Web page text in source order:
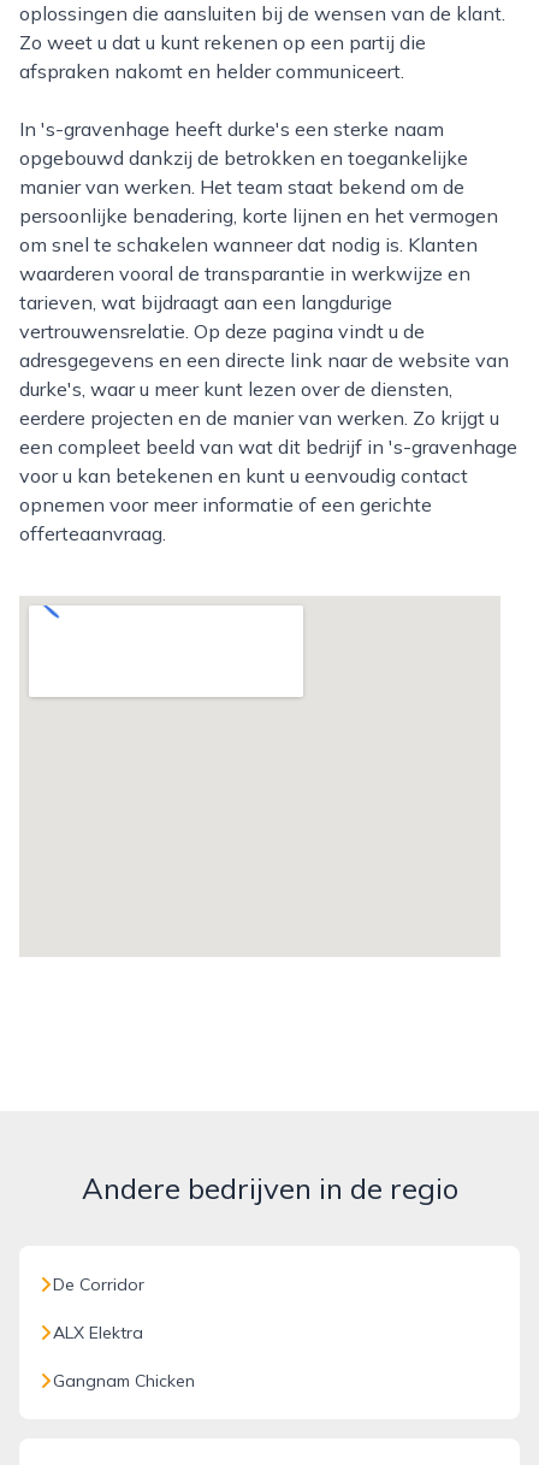
oplossingen die aansluiten bij de wensen van de klant.
Zo weet u dat u kunt rekenen op een partij die
afspraken nakomt en helder communiceert.
In 's-gravenhage heeft durke's een sterke naam
opgebouwd dankzij de betrokken en toegankelijke
manier van werken. Het team staat bekend om de
persoonlijke benadering, korte lijnen en het vermogen
om snel te schakelen wanneer dat nodig is. Klanten
waarderen vooral de transparantie in werkwijze en
tarieven, wat bijdraagt aan een langdurige
vertrouwensrelatie. Op deze pagina vindt u de
adresgegevens en een directe link naar de website van
durke's, waar u meer kunt lezen over de diensten,
eerdere projecten en de manier van werken. Zo krijgt u
een compleet beeld van wat dit bedrijf in 's-gravenhage
voor u kan betekenen en kunt u eenvoudig contact
opnemen voor meer informatie of een gerichte
offerteaanvraag.
Andere bedrijven in de regio
De Corridor
ALX Elektra
Gangnam Chicken